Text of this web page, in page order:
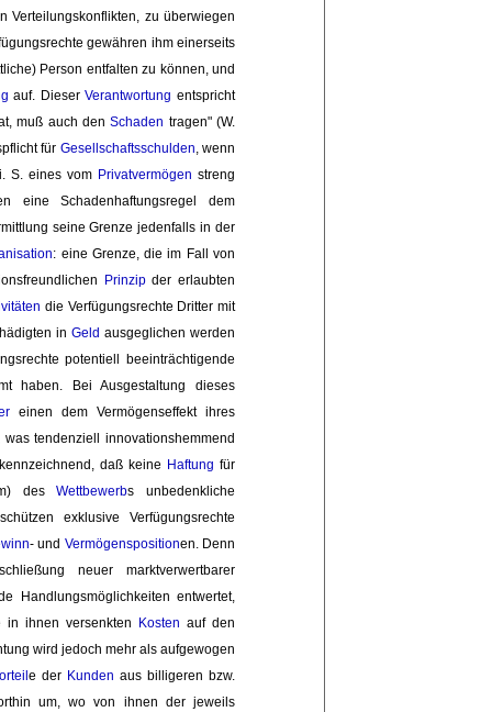
Verteilungskonflikten, zu überwiegen
gewähren ihm einerseits
Person entfalten zu können, und
auf. Dieser Verantwortung entspricht
muß auch den Schaden tragen" (W.
für Gesellschaftsschulden, wenn
S. eines vom Privatvermögen streng
eine Schadenhaftungsregel dem
seine Grenze jedenfalls in der
: eine Grenze, die im Fall von
Prinzipder erlaubten
die Verfügungsrechte Dritter mit
in Geld ausgeglichen werden
potentiell beeinträchtigende
haben. Bei Ausgestaltung dieses
einen dem Vermögenseffekt ihres
tendenziell innovationshemmend
daß keine Haftung für
desWettbewerbs unbedenkliche
exklusive Verfügungsrechte
- und Vermögenspositionen. Denn
neuer marktverwertbarer
Handlungsmöglichkeiten entwertet,
in ihnen versenkten Kosten auf den
wird jedoch mehr als aufgewogen
e der Kunden aus billigeren bzw.
um, wo von ihnen der jeweils